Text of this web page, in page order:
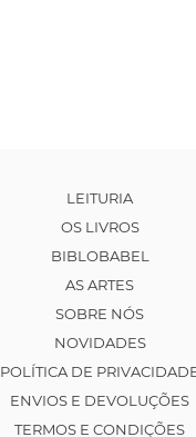
LEITURIA
OS LIVROS
BIBLOBABEL
AS ARTES
SOBRE NÓS
NOVIDADES
POLÍTICA DE
ENVIOS E DEVOLUÇÕES
TERMOS E CONDIÇÕES